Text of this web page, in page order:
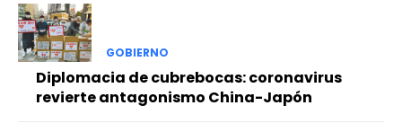
GOBIERNO
Diplomacia de cubrebocas: coronavirus
revierte antagonismo China-Japón